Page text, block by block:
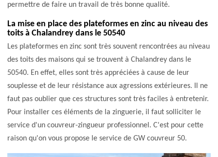
permettre de faire un travail de très bonne qualité.
La mise en place des plateformes en zinc au niveau des
toits à Chalandrey dans le 50540
Les plateformes en zinc sont très souvent rencontrées au niveau
des toits des maisons qui se trouvent à Chalandrey dans le
50540. En effet, elles sont très appréciées à cause de leur
souplesse et de leur résistance aux agressions extérieures. Il ne
faut pas oublier que ces structures sont très faciles à entretenir.
Pour installer ces éléments de la zinguerie, il faut solliciter le
service d'un couvreur-zingueur professionnel. C'est pour cette
raison qu'on vous propose le service de GW couvreur 50.